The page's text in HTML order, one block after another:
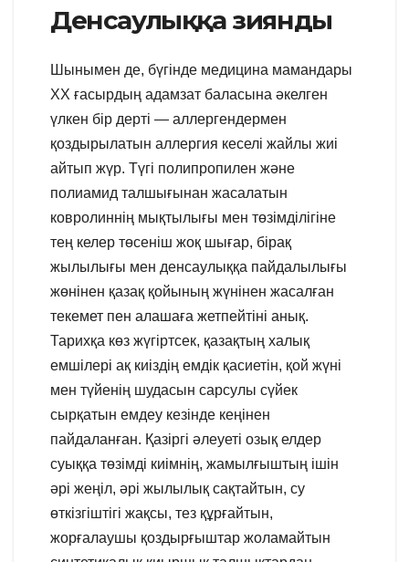
Денсаулыққа зиянды
Шынымен де, бүгінде медицина мамандары
ХХ ғасырдың адамзат баласына әкелген
үлкен бір дерті — аллергендермен
қоздырылатын аллергия кеселі жайлы жиі
айтып жүр. Түгі полипропилен және
полиамид талшығынан жасалатын
ковролиннің мықтылығы мен төзімділігіне
тең келер төсеніш жоқ шығар, бірақ
жылылығы мен денсаулыққа пайдалылығы
жөнінен қазақ қойының жүнінен жасалған
текемет пен алашаға жетпейтіні анық.
Тарихқа көз жүгіртсек, қазақтың халық
емшілері ақ киіздің емдік қасиетін, қой жүні
мен түйенің шудасын сарсулы сүйек
сырқатын емдеу кезінде кеңінен
пайдаланған. Қазіргі әлеуеті озық елдер
суыққа төзімді киімнің, жамылғыштың ішін
әрі жеңіл, әрі жылылық сақтайтын, су
өткізгіштігі жақсы, тез құрғайтын,
жорғалаушы қоздырғыштар жоламайтын